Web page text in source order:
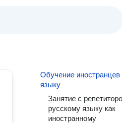
Обучение иностранцев
языку
Занятие с
русскому языку как
иностранному